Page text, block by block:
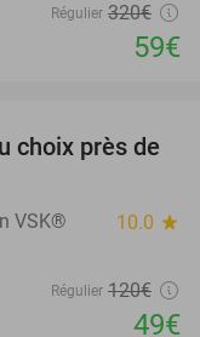
Régulier 320€
59€
59%
choix près de
VSK® 10.0 star
Régulier 120€
49€